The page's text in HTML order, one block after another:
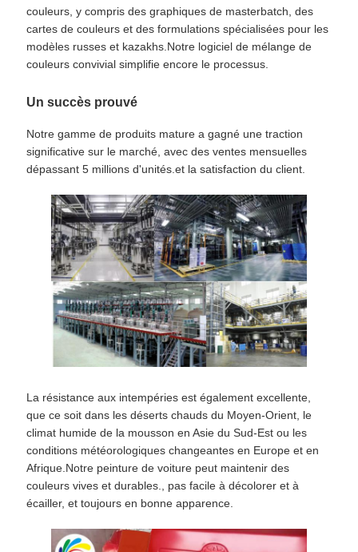
couleurs, y compris des graphiques de masterbatch, des
cartes de couleurs et des formulations spécialisées pour les
modèles russes et kazakhs.Notre logiciel de mélange de
couleurs convivial simplifie encore le processus.
Un succès prouvé
Notre gamme de produits mature a gagné une traction
significative sur le marché, avec des ventes mensuelles
dépassant 5 millions d'unités.et la satisfaction du client.
La résistance aux intempéries est également excellente,
que ce soit dans les déserts chauds du Moyen-Orient, le
climat humide de la mousson en Asie du Sud-Est ou les
conditions météorologiques changeantes en Europe et en
Afrique.Notre peinture de voiture peut maintenir des
couleurs vives et durables., pas facile à décolorer et à
écailler, et toujours en bonne apparence.